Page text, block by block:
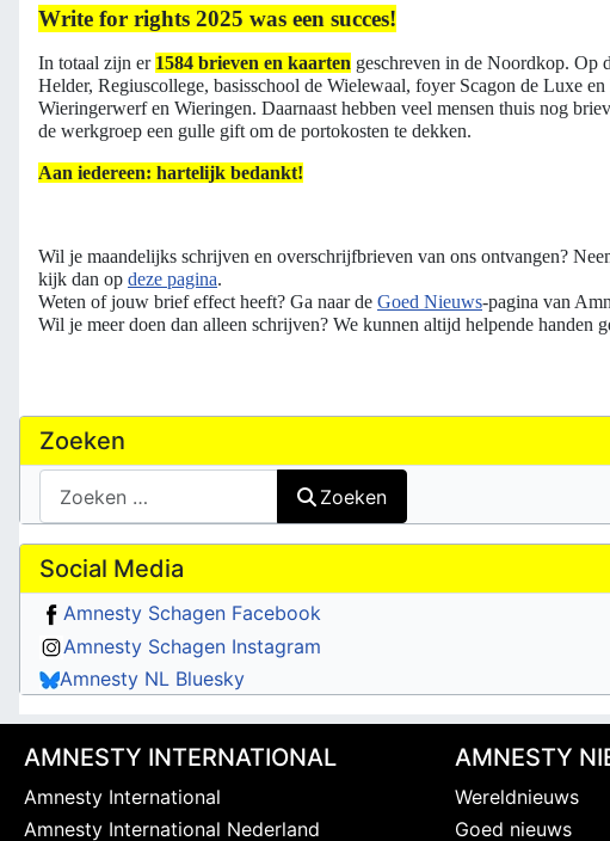
Write for rights 2025 was een succes!
In totaal zijn er 1584 brieven en kaarten geschreven in de Noordkop. Op
Helder, Regiuscollege, basisschool de Wielewaal, foyer Scagon de Luxe
Wieringerwerf en Wieringen. Daarnaast hebben veel mensen thuis nog
de werkgroep een gulle gift om de portokosten te dekken.
Aan iedereen: hartelijk bedankt!
Wil je maandelijks schrijven en overschrijfbrieven van ons ontvangen?
kijk dan op deze pagina.
Weten of jouw brief effect heeft? Ga naar de Goed Nieuws-pagina van
Wil je meer doen dan alleen schrijven? We kunnen altijd helpende handen
Zoeken
Zoeken
Zoeken
Social Media
Amnesty Schagen Facebook
Amnesty Schagen Instagram
Amnesty NL Bluesky
AMNESTY INTERNATIONAL
Amnesty International
Amnesty International Nederland
AMNESTY
Wereldnieuws
Goed nieuws